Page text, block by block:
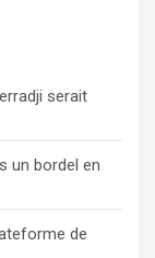
serait
un bordel en
de